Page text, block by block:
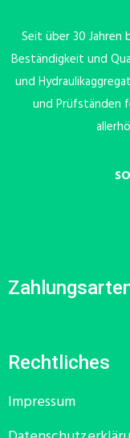
Seit über 30 Jahren
Beständigkeit und
und
und Prüfständen
Rechtliches
Impressum